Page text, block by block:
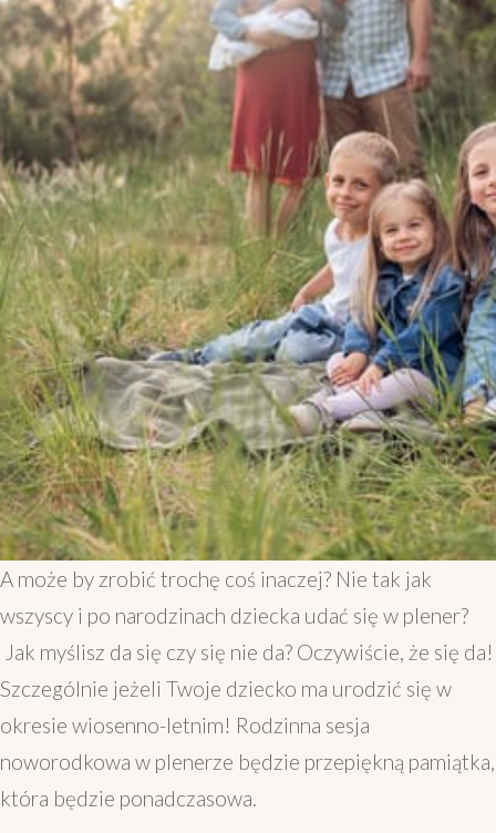
A może by zrobić trochę coś inaczej? Nie tak jak
wszyscy i po narodzinach dziecka udać się w plener?
Jak myślisz da się czy się nie da? Oczywiście, że się da!
Szczególnie jeżeli Twoje dziecko ma urodzić się w
okresie wiosenno-letnim! Rodzinna sesja
noworodkowa w plenerze będzie przepiękną pamiątka,
która będzie ponadczasowa.